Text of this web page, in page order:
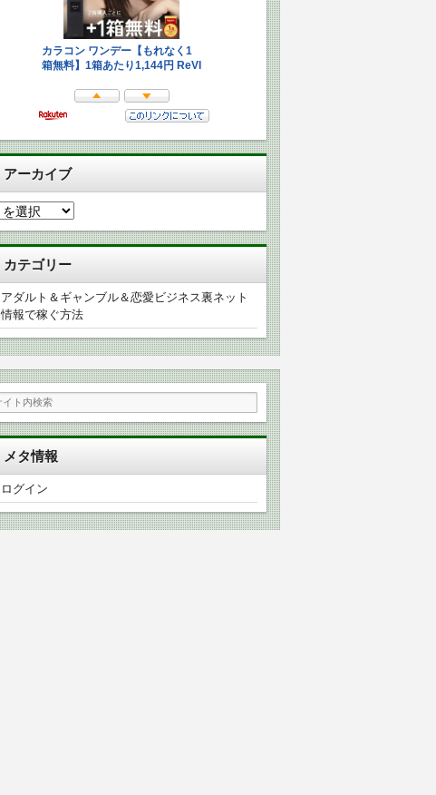
アーカイブ
カテゴリー
アダルト＆ギャンブル＆恋愛ビジネス裏ネット
情報で稼ぐ方法
メタ情報
ログイン